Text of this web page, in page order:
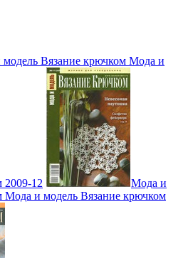
Вязание крючком Мода и
2009-12
Мода и
Мода и модель Вязание крючком